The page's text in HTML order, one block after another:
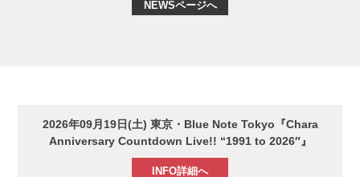
NEWSページへ
2026年09⽉19⽇(⼟) 東京・Blue Note Tokyo『Chara
Anniversary Countdown Live!! “1991 to 2026″』
INFO詳細へ